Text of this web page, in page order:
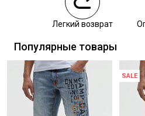
Курьерская доставка СДЭК
Самовывоз из пункта
Легкий возврат
Популярные товары
SALE